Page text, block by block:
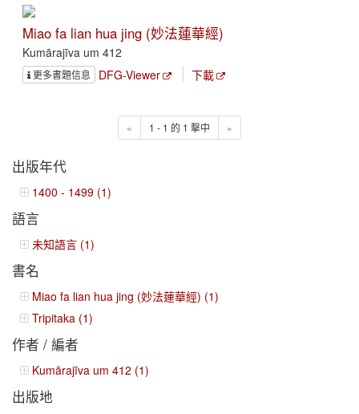
Miao fa lian hua jing (妙法蓮華經)
Kumārajīva um 412
更多書題信息 DFG-Viewer 下載
« 1 - 1 的 1 擊中 »
出版年代
1400 - 1499 (1)
語言
未知語言 (1)
書名
Miao fa lian hua jing (妙法蓮華經) (1)
Tripitaka (1)
作者 / 編者
Kumārajīva um 412 (1)
出版地